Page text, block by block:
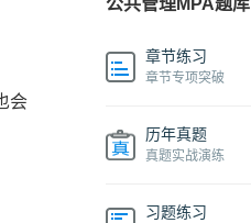
会
公共管理MPA题库
章节练习
章节专项突破
历年真题
真题实战演练
习题练习